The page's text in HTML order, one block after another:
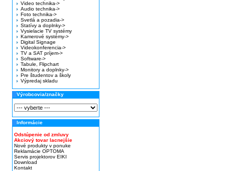
Video technika->
Audio technika->
Foto technika->
Svetlá a pozadia->
Statívy a doplnky->
Vysielacie TV systémy
Kamerové systémy->
Digital Signage
Videokonferencia->
TV a SAT príjem->
Software->
Tabule, Flipchart
Monitory a doplnky->
Pre študentov a školy
Výpredaj skladu
Výrobcovia/značky
Informácie
Odstúpenie od zmluvy
Akciový tovar lacnejšie
Nové produkty v ponuke
Reklamácie OPTOMA
Servis projektorov EIKI
Download
Kontakt